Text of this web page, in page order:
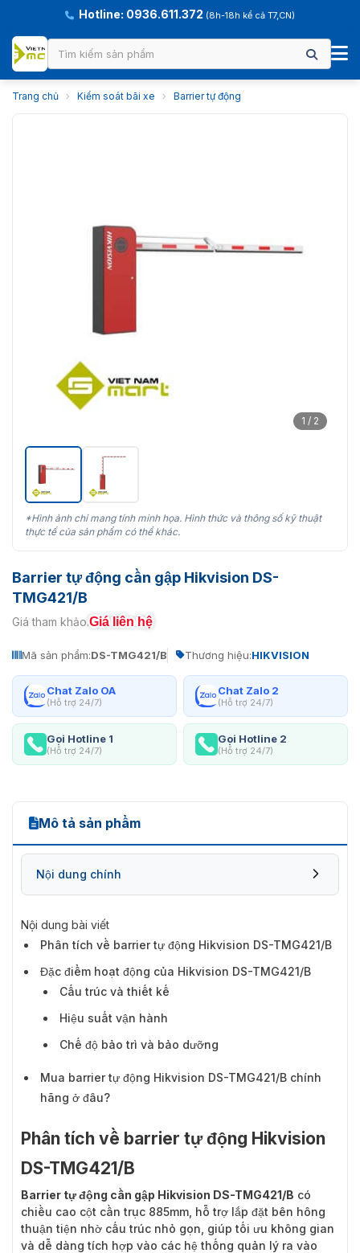
Hotline: 0936.611.372 (8h-18h kể cả T7,CN)
Trang chủ › Kiểm soát bãi xe › Barrier tự động
1 / 2
*Hình ảnh chỉ mang tính minh họa. Hình thức và thông số kỹ thuật
thực tế của sản phẩm có thể khác.
Barrier tự động cần gập Hikvision DS-
TMG421/B
Giá tham khảo:Giá liên hệ
Mã sản phẩm:DS-TMG421/B Thương hiệu:HIKVISION
Chat Zalo OA
(Hỗ trợ 24/7)
Chat Zalo 2
(Hỗ trợ 24/7)
Gọi Hotline 1
(Hỗ trợ 24/7)
Gọi Hotline 2
(Hỗ trợ 24/7)
Mô tả sản phẩm
Nội dung chính
TMG421/B
Nội dung bài viết
Phân tích về barrier tự động Hikvision DS-TMG421/B
Đặc điểm hoạt động của Hikvision DS-TMG421/B
Cấu trúc và thiết kế
Hiệu suất vận hành
Chế độ bảo trì và bảo dưỡng
Mua barrier tự động Hikvision DS-TMG421/B chính
hãng ở đâu?
Phân tích về barrier tự động Hikvision
DS-TMG421/B
Barrier tự động cần gập Hikvision DS-TMG421/B có
chiều cao cột cần trục 885mm, hỗ trợ lắp đặt bên hông
thuận tiện nhờ cấu trúc nhỏ gọn, giúp tối ưu không gian
và dễ dàng tích hợp vào các hệ thống quản lý ra vào